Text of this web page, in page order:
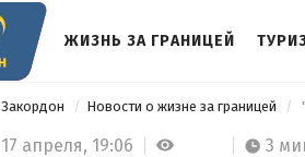
ЖИЗНЬ ЗА ГРАНИЦЕЙ
Закордон Новости о жизне за границей
17 апреля, 19:06 3